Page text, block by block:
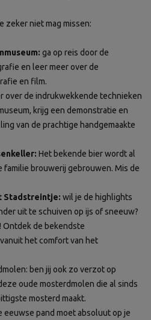
zeker niet mag missen:
ga op reis door de
en leer meer over de
en film.
over de indrukwekkende technieken
krijg een demonstratie en
van de prachtige handgemaakte
Het bekende bier wordt al
familie brouwerij gebrouwen. Mis de
Stadstreintje: wil je de highlights
uit te schuiven op ijs of sneeuw?
Ontdek de bekendste
het comfort van het
ben jij ook zo verzot op
oude mosterdmolen die al sinds
mosterd maakt.
eeuwse pand moet absoluut op je